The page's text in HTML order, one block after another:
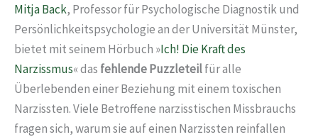
Mitja Back, Professor für Psychologische Diagnostik und
Persönlichkeitspsychologie an der Universität Münster,
bietet mit seinem Hörbuch »Ich! Die Kraft des
Narzissmus« das fehlende Puzzleteilfür alle
Überlebenden einer Beziehung mit einem toxischen
Narzissten. Viele Betroffene narzisstischen Missbrauchs
fragen sich, warum sie auf einen Narzissten reinfallen